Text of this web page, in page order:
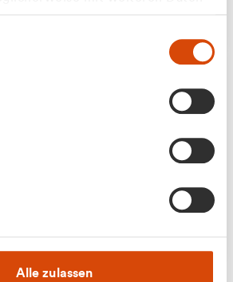
Alle zulassen